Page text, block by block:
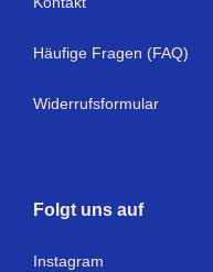
Häufige Fragen (FAQ)
Widerrufsformular
Folgt uns auf
Instagram